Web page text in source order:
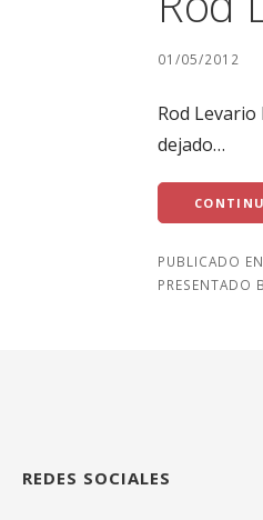
01/05/2012
Rod
dejado…
PUBLICADO
PRESENTADO
REDES SOCIALES